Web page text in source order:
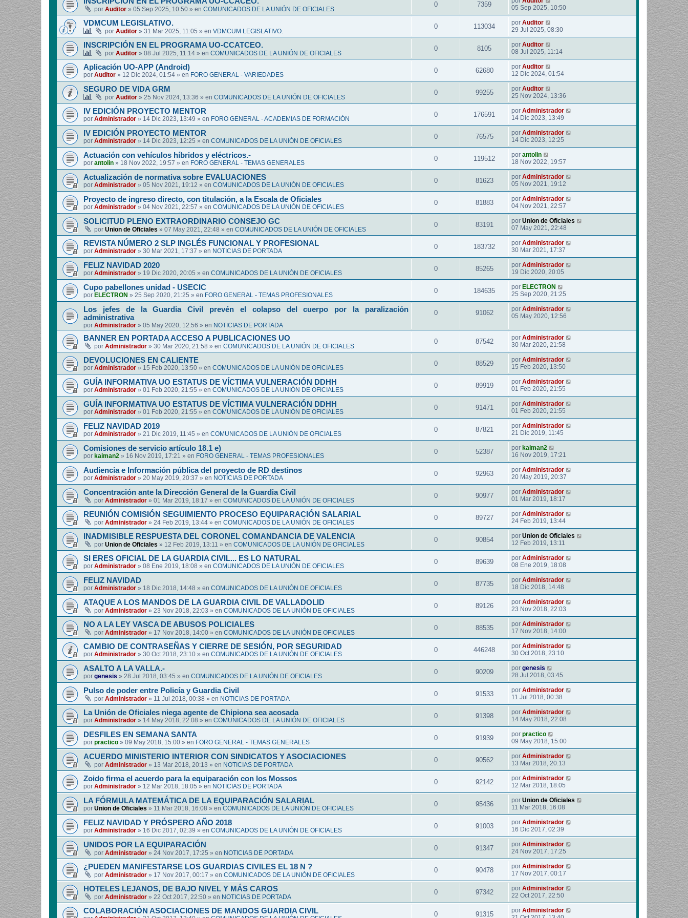
por Auditor » 05 Sep 2025, 10:50 » en COMUNICADOS DE LA UNIÓN DE OFICIALES
0 7359
05 Sep 2025, 10:50
VDMCUM LEGISLATIVO.
por Auditor » 31 Mar 2025, 11:05 » en VDMCUM LEGISLATIVO.
0 113034 por Auditor
29 Jul 2025, 08:30
INSCRIPCIÓN EN EL PROGRAMA UO-CCATCEO.
por Auditor » 08 Jul 2025, 11:14 » en COMUNICADOS DE LA UNIÓN DE OFICIALES
0 8105 por Auditor
08 Jul 2025, 11:14
Aplicación UO-APP (Android)
por Auditor » 12 Dic 2024, 01:54 » en FORO GENERAL - VARIEDADES
0 62680 por Auditor
12 Dic 2024, 01:54
SEGURO DE VIDA GRM
por Auditor » 25 Nov 2024, 13:36 » en COMUNICADOS DE LA UNIÓN DE OFICIALES
0 99255 por Auditor
25 Nov 2024, 13:36
IV EDICIÓN PROYECTO MENTOR
por Administrador » 14 Dic 2023, 13:49 » en FORO GENERAL - ACADEMIAS DE FORMACIÓN
0 176591 por Administrador
14 Dic 2023, 13:49
IV EDICIÓN PROYECTO MENTOR
por Administrador » 14 Dic 2023, 12:25 » en COMUNICADOS DE LA UNIÓN DE OFICIALES
0 76575 por Administrador
14 Dic 2023, 12:25
Actuación con vehículos híbridos y eléctricos.-
por antolin » 18 Nov 2022, 19:57 » en FORO GENERAL - TEMAS GENERALES
0 119512 por antolin
18 Nov 2022, 19:57
Actualización de normativa sobre EVALUACIONES
por Administrador » 05 Nov 2021, 19:12 » en COMUNICADOS DE LA UNIÓN DE OFICIALES
0 81623 por Administrador
05 Nov 2021, 19:12
Proyecto de ingreso directo, con titulación, a la Escala de Oficiales
por Administrador » 04 Nov 2021, 22:57 » en COMUNICADOS DE LA UNIÓN DE OFICIALES
0 81883 por Administrador
04 Nov 2021, 22:57
SOLICITUD PLENO EXTRAORDINARIO CONSEJO GC
por Union de Oficiales » 07 May 2021, 22:48 » en COMUNICADOS DE LA UNIÓN DE OFICIALES
0 83191 por Union de Oficiales
07 May 2021, 22:48
REVISTA NÚMERO 2 SLP INGLÉS FUNCIONAL Y PROFESIONAL
por Administrador » 30 Mar 2021, 17:37 » en NOTICIAS DE PORTADA
0 183732 por Administrador
30 Mar 2021, 17:37
FELIZ NAVIDAD 2020
por Administrador » 19 Dic 2020, 20:05 » en COMUNICADOS DE LA UNIÓN DE OFICIALES
0 85265 por Administrador
19 Dic 2020, 20:05
Cupo pabellones unidad - USECIC
por ELECTRON » 25 Sep 2020, 21:25 » en FORO GENERAL - TEMAS PROFESIONALES
0 184635 por ELECTRON
25 Sep 2020, 21:25
Los jefes de la Guardia Civil prevén el colapso del cuerpo por la paralización
administrativa
por Administrador » 05 May 2020, 12:56 » en NOTICIAS DE PORTADA
0 91062 por Administrador
05 May 2020, 12:56
BANNER EN PORTADA ACCESO A PUBLICACIONES UO
por Administrador » 30 Mar 2020, 21:58 » en COMUNICADOS DE LA UNIÓN DE OFICIALES
0 87542 por Administrador
30 Mar 2020, 21:58
DEVOLUCIONES EN CALIENTE
por Administrador » 15 Feb 2020, 13:50 » en COMUNICADOS DE LA UNIÓN DE OFICIALES
0 88529 por Administrador
15 Feb 2020, 13:50
GUÍA INFORMATIVA UO ESTATUS DE VÍCTIMA VULNERACIÓN DDHH
por Administrador » 01 Feb 2020, 21:55 » en COMUNICADOS DE LA UNIÓN DE OFICIALES
0 89919 por Administrador
01 Feb 2020, 21:55
GUÍA INFORMATIVA UO ESTATUS DE VÍCTIMA VULNERACIÓN DDHH
por Administrador » 01 Feb 2020, 21:55 » en COMUNICADOS DE LA UNIÓN DE OFICIALES
0 91471 por Administrador
01 Feb 2020, 21:55
FELIZ NAVIDAD 2019
por Administrador » 21 Dic 2019, 11:45 » en COMUNICADOS DE LA UNIÓN DE OFICIALES
0 87821 por Administrador
21 Dic 2019, 11:45
Comisiones de servicio artículo 18.1 e)
por kaiman2 » 16 Nov 2019, 17:21 » en FORO GENERAL - TEMAS PROFESIONALES
0 52387 por kaiman2
16 Nov 2019, 17:21
Audiencia e Información pública del proyecto de RD destinos
por Administrador » 20 May 2019, 20:37 » en NOTICIAS DE PORTADA
0 92963 por Administrador
20 May 2019, 20:37
Concentración ante la Dirección General de la Guardia Civil
por Administrador » 01 Mar 2019, 18:17 » en COMUNICADOS DE LA UNIÓN DE OFICIALES
0 90977 por Administrador
01 Mar 2019, 18:17
REUNIÓN COMISIÓN SEGUIMIENTO PROCESO EQUIPARACIÓN SALARIAL
por Administrador » 24 Feb 2019, 13:44 » en COMUNICADOS DE LA UNIÓN DE OFICIALES
0 89727 por Administrador
24 Feb 2019, 13:44
INADMISIBLE RESPUESTA DEL CORONEL COMANDANCIA DE VALENCIA
por Union de Oficiales » 12 Feb 2019, 13:11 » en COMUNICADOS DE LA UNIÓN DE OFICIALES
0 90854 por Union de Oficiales
12 Feb 2019, 13:11
SI ERES OFICIAL DE LA GUARDIA CIVIL... ES LO NATURAL
por Administrador » 08 Ene 2019, 18:08 » en COMUNICADOS DE LA UNIÓN DE OFICIALES
0 89639 por Administrador
08 Ene 2019, 18:08
FELIZ NAVIDAD
por Administrador » 18 Dic 2018, 14:48 » en COMUNICADOS DE LA UNIÓN DE OFICIALES
0 87735 por Administrador
18 Dic 2018, 14:48
ATAQUE A LOS MANDOS DE LA GUARDIA CIVIL DE VALLADOLID
por Administrador » 23 Nov 2018, 22:03 » en COMUNICADOS DE LA UNIÓN DE OFICIALES
0 89126 por Administrador
23 Nov 2018, 22:03
NO A LA LEY VASCA DE ABUSOS POLICIALES
por Administrador » 17 Nov 2018, 14:00 » en COMUNICADOS DE LA UNIÓN DE OFICIALES
0 88535 por Administrador
17 Nov 2018, 14:00
CAMBIO DE CONTRASEÑAS Y CIERRE DE SESIÓN, POR SEGURIDAD
por Administrador » 30 Oct 2018, 23:10 » en COMUNICADOS DE LA UNIÓN DE OFICIALES
0 446248 por Administrador
30 Oct 2018, 23:10
ASALTO A LA VALLA.-
por genesis » 28 Jul 2018, 03:45 » en COMUNICADOS DE LA UNIÓN DE OFICIALES
0 90209 por genesis
28 Jul 2018, 03:45
Pulso de poder entre Policía y Guardia Civil
por Administrador » 11 Jul 2018, 00:38 » en NOTICIAS DE PORTADA
0 91533 por Administrador
11 Jul 2018, 00:38
La Unión de Oficiales niega agente de Chipiona sea acosada
por Administrador » 14 May 2018, 22:08 » en COMUNICADOS DE LA UNIÓN DE OFICIALES
0 91398 por Administrador
14 May 2018, 22:08
DESFILES EN SEMANA SANTA
por practico » 09 May 2018, 15:00 » en FORO GENERAL - TEMAS GENERALES
0 91939 por practico
09 May 2018, 15:00
ACUERDO MINISTERIO INTERIOR CON SINDICATOS Y ASOCIACIONES
por Administrador » 13 Mar 2018, 20:13 » en NOTICIAS DE PORTADA
0 90562 por Administrador
13 Mar 2018, 20:13
Zoido firma el acuerdo para la equiparación con los Mossos
por Administrador » 12 Mar 2018, 18:05 » en NOTICIAS DE PORTADA
0 92142 por Administrador
12 Mar 2018, 18:05
LA FÓRMULA MATEMÁTICA DE LA EQUIPARACIÓN SALARIAL
por Union de Oficiales » 11 Mar 2018, 16:08 » en COMUNICADOS DE LA UNIÓN DE OFICIALES
0 95436 por Union de Oficiales
11 Mar 2018, 16:08
FELIZ NAVIDAD Y PRÓSPERO AÑO 2018
por Administrador » 16 Dic 2017, 02:39 » en COMUNICADOS DE LA UNIÓN DE OFICIALES
0 91003 por Administrador
16 Dic 2017, 02:39
UNIDOS POR LA EQUIPARACIÓN
por Administrador » 24 Nov 2017, 17:25 » en NOTICIAS DE PORTADA
0 91347 por Administrador
24 Nov 2017, 17:25
¿PUEDEN MANIFESTARSE LOS GUARDIAS CIVILES EL 18 N ?
por Administrador » 17 Nov 2017, 00:17 » en COMUNICADOS DE LA UNIÓN DE OFICIALES
0 90478 por Administrador
17 Nov 2017, 00:17
HOTELES LEJANOS, DE BAJO NIVEL Y MÁS CAROS
por Administrador » 22 Oct 2017, 22:50 » en NOTICIAS DE PORTADA
0 97342 por Administrador
22 Oct 2017, 22:50
COLABORACIÓN ASOCIACIONES DE MANDOS GUARDIA CIVIL 0 91315 por Administrador